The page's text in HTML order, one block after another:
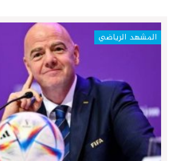
المشهد الرياضي